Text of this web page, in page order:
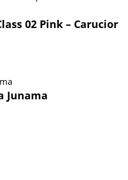
02 Pink – Carucior
Junama